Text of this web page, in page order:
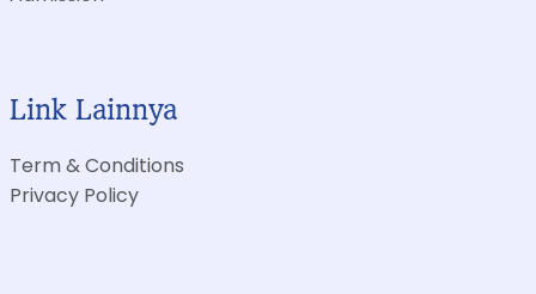
Link Lainnya
Term & Conditions
Privacy Policy